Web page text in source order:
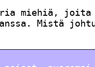
miehiä, joita
Mistä